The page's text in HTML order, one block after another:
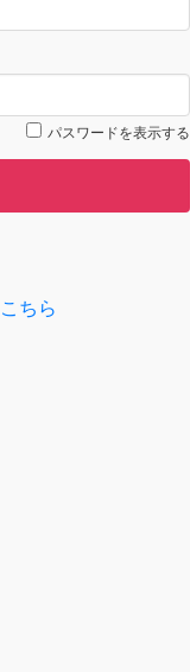
パスワードを表示する
こちら